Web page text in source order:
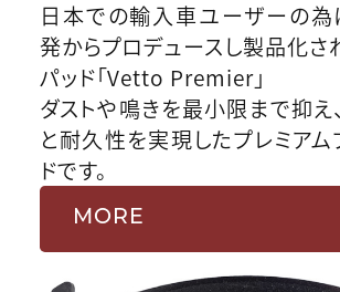
日本での輸入車ユーザーの為
発からプロデュースし製品化さ
パッド「Vetto Premier」
ダストや鳴きを最小限まで抑え
と耐久性を実現したプレミアム
ドです。
MORE